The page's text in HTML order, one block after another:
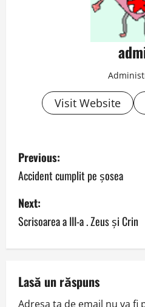
Visit Website
P
o
s
t
n
a
Previous:
Accident cumplit pe șosea
Next:
Scrisoarea a III-a . Zeus şi Crin
Lasă un răspuns
Adresa ta de email nu va fi